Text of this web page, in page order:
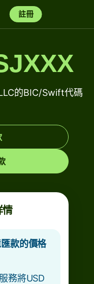
註冊
的BIC/Swift代碼
款的價格
務將USD